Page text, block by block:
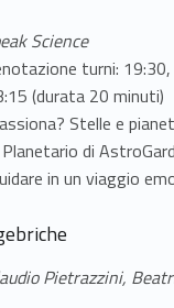
Science
turni:
(durata 20 minuti)
Stelle e
di
in un viaggio
Pietrazzini,